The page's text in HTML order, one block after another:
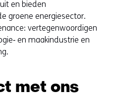
en bieden
groene energiesector.
vertegenwoordigen
en maakindustrie en
met ons